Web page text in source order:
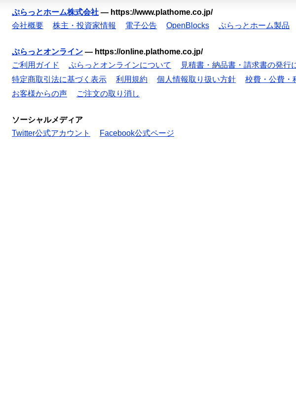
ぷらっとホーム株式会社 — https://www.plathome.co.jp/
会社概要
株主・投資家情報 電子公告 OpenBlocks ぷらっとホーム製品
ぷらっとオンライン — https://online.plathome.co.jp/
ご利用ガイド
ぷらっとオンラインについて 見積書・納品書・請求書の発行
特定商取引法に基づく表示
利用規約 個人情報取り扱い方針 校費・公費・
お客様からの声
ご注文の取り消し
ソーシャルメディア
Twitter公式アカウント
Facebook公式ページ